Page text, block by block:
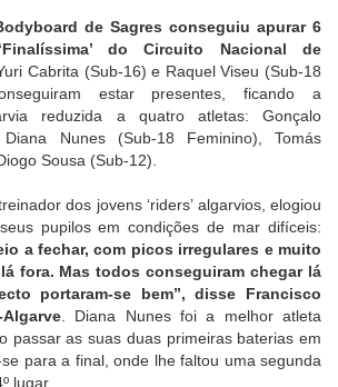
de Sagres conseguiu apurar 6
do Circuito Nacional de
Cabrita (Sub-16) e Raquel Viseu (Sub-18
estar presentes, ficando a
reduzida a quatro atletas: Gonçalo
Nunes (Sub-18 Feminino), Tomás
Sousa (Sub-12).
dos jovens ‘riders’ algarvios, elogiou
pupilos em condições de mar difíceis:
a fechar, com picos irregulares e muito
fora. Mas todos conseguiram chegar lá
portaram-se bem”, disse Francisco
. Diana Nunes foi a melhor atleta
passar as suas duas primeiras baterias em
para a final, onde lhe faltou uma segunda
lugar.